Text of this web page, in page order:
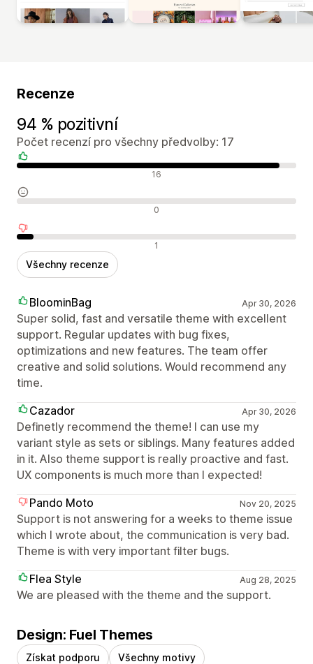
Recenze
94 % pozitivní
Počet recenzí pro všechny předvolby: 17
Pozitivní recenze 16
Neutrální recenze 0
Negativní recenze 1
Všechny recenze
BloominBag Apr 30, 2026
Super solid, fast and versatile theme with excellent
support. Regular updates with bug fixes,
optimizations and new features. The team offer
creative and solid solutions. Would recommend any
time.
Cazador
Apr 30, 2026
Definetly recommend the theme! I can use my
variant style as sets or siblings. Many features added
in it. Also theme support is really proactive and fast.
UX components is much more than I expected!
Pando Moto
Nov 20, 2025
Support is not answering for a weeks to theme issue
which I wrote about, the communication is very bad.
Theme is with very important filter bugs.
Flea Style
Aug 28, 2025
We are pleased with the theme and the support.
Design: Fuel Themes
Získat podporu Všechny motivy